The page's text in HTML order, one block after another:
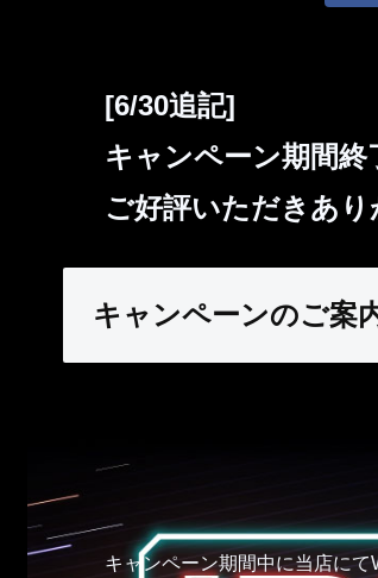
[6/30追記]
キャンペーン期間終
ご好評いただきあり
キャンペーンのご案
キャンペーン期間中に当店に